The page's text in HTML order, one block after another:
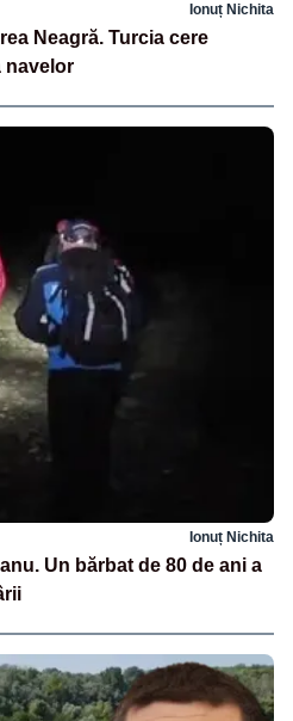
Ionuț Nichita
Neagră. Turcia cere
navelor
Ionuț Nichita
Un bărbat de 80 de ani a